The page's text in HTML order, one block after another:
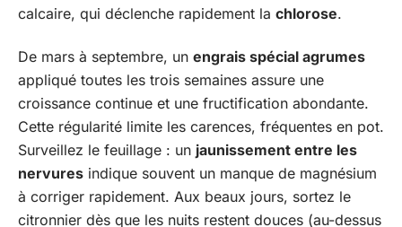
calcaire, qui déclenche rapidement la chlorose.
De mars à septembre, un engrais spécial agrumes
appliqué toutes les trois semaines assure une
croissance continue et une fructification abondante.
Cette régularité limite les carences, fréquentes en pot.
Surveillez le feuillage : un jaunissement entre les
nervures indique souvent un manque de magnésium
à corriger rapidement. Aux beaux jours, sortez le
citronnier dès que les nuits restent douces (au-dessus